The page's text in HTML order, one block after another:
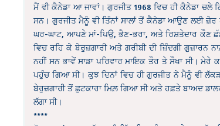
ਮੈਂ ਵੀ ਕੈਨੇਡਾ ਆ ਜਾਵਾਂ। ਗੁਰਜੀਤ 1968 ਵਿਚ ਹੀ ਕੈਨੇਡਾ
ਸਨ। ਗੁਰਜੀਤ ਮੈਨੂੰ ਵੀ ਤਿੰਨਾਂ ਸਾਲਾਂ ਤੋਂ ਕੈਨੇਡਾ ਆਉਣ ਲਈ ਜ਼ੋਰ
ਘਰ-ਘਾਟ, ਆਪਣੇ ਮਾਂ-ਪਿਉ, ਭੈਣ-ਭਰਾ, ਅਤੇ ਰਿਸ਼ਤੇਦਾਰ ਕੌਣ
ਵਿਚ ਰਹਿ ਕੇ ਬੇਰੁਜ਼ਗਾਰੀ ਅਤੇ ਗਰੀਬੀ ਦੀ ਜ਼ਿੰਦਗੀ ਗੁਜ਼ਾਰਨ
ਨਹੀਂ ਸਨ ਭਾਵੇਂ ਸਾਡਾ ਪਰਿਵਾਰ ਮਾਇਕ ਤੌਰ ਤੇ ਸੌਖਾ ਸੀ।
ਪਹੁੰਚ ਗਿਆ ਸੀ। ਕੁਝ ਦਿਨਾਂ ਵਿਚ ਹੀ ਗੁਰਜੀਤ ਨੇ ਮੈਨੂੰ ਵੀ
ਬੇਰੁਜ਼ਗਾਰੀ ਤੋਂ ਛੁਟਕਾਰਾ ਮਿਲ਼ ਗਿਆ ਸੀ ਅਤੇ ਹਫ਼ਤੇ ਬਾਅਦ
ਲੱਗਾ ਸੀ।
****